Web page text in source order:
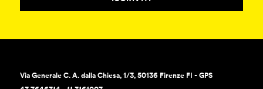
Via Generale C. A. dalla Chiesa, 1/3, 50136 Firenze FI - GPS